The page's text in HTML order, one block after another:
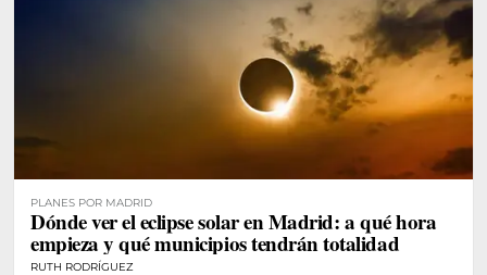
PLANES POR MADRID
Dónde ver el eclipse solar en Madrid: a qué hora
empieza y qué municipios tendrán totalidad
RUTH RODRÍGUEZ